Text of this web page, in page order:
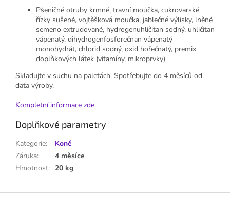
Pšeničné otruby krmné, travní moučka, cukrovarské
řízky sušené, vojtěšková moučka, jablečné výlisky, lněné
semeno extrudované, hydrogenuhličitan sodný, uhličitan
vápenatý, dihydrogenfosforečnan vápenatý
monohydrát, chlorid sodný, oxid hořečnatý, premix
doplňkových látek (vitamíny, mikroprvky)
Skladujte v suchu na paletách. Spotřebujte do 4 měsíců od
data výroby.
Kompletní informace zde.
Doplňkové parametry
Kategorie:
Koně
Záruka:
4 měsíce
Hmotnost: 20 kg